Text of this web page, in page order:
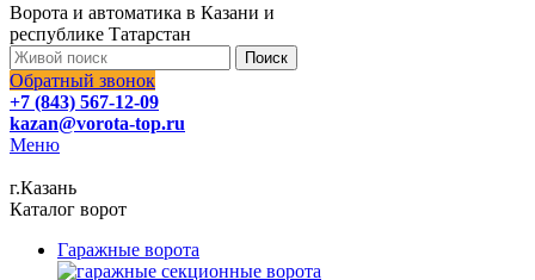
Ворота и автоматика в Казани и
республике Татарстан
Поиск
Обратный звонок
+7 (843) 567-12-09
kazan@vorota-top.ru
Меню
г.Казань
Каталог ворот
Гаражные ворота